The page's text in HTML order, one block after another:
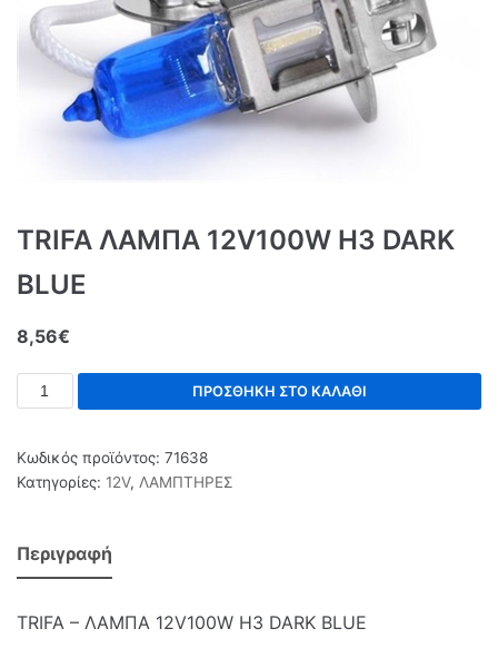
TRIFA ΛΑΜΠΑ 12V100W Η3 DARK
BLUE
8,56€
ΠΡΟΣΘΉΚΗ ΣΤΟ ΚΑΛΆΘΙ
Κωδικός προϊόντος: 71638
Κατηγορίες: 12V, ΛΑΜΠΤΗΡΕΣ
Περιγραφή
TRIFA – ΛΑΜΠΑ 12V100W Η3 DARK BLUE